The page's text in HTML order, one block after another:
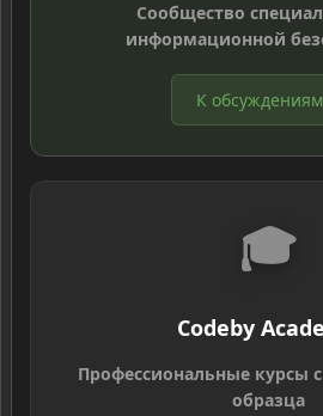
Сообщество
информационной
К обсуждениям
🎓
Codeby
Профессиональные курсы
образца